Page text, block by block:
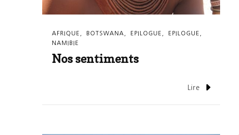
AFRIQUE BOTSWANA EPILOGUE
EPILOGUE
NAMIBIE
Nos sentiments
Lire